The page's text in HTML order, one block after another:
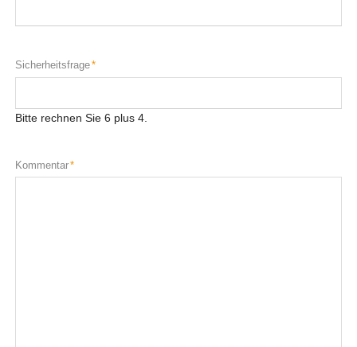
Pflichtfeld
Sicherheitsfrage*
Bitte rechnen Sie 6 plus 4.
Pflichtfeld
Kommentar*